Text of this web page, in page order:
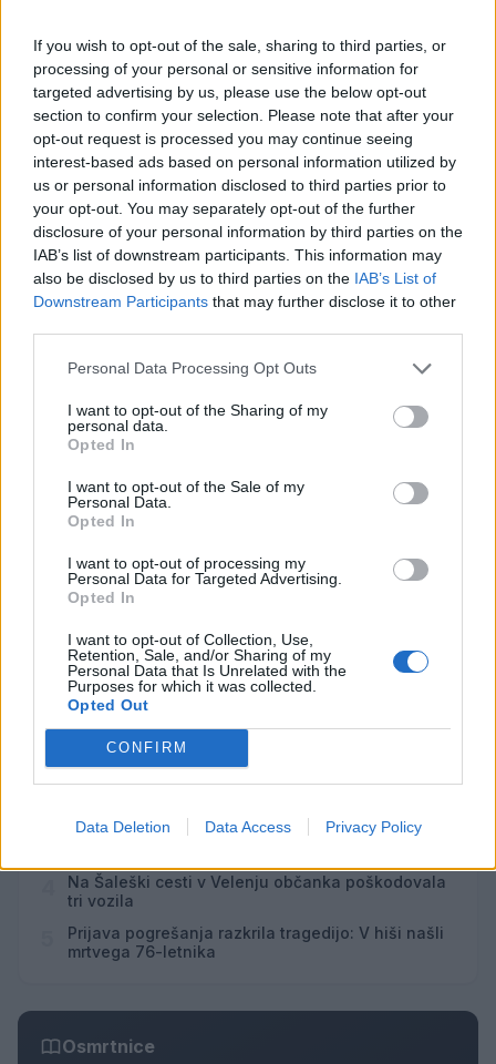
If you wish to opt-out of the sale, sharing to third parties, or
processing of your personal or sensitive information for
targeted advertising by us, please use the below opt-out
section to confirm your selection. Please note that after your
opt-out request is processed you may continue seeing
interest-based ads based on personal information utilized by
us or personal information disclosed to third parties prior to
your opt-out. You may separately opt-out of the further
disclosure of your personal information by third parties on the
IAB’s list of downstream participants. This information may
also be disclosed by us to third parties on the IAB’s List of
Downstream Participants that may further disclose it to other
Personal Data Processing Opt Outs
I want to opt-out of the Sharing of my
personal data.
Opted In
I want to opt-out of the Sale of my
Personal Data.
Opted In
I want to opt-out of processing my
Personal Data for Targeted Advertising.
Opted In
I want to opt-out of Collection, Use,
Retention, Sale, and/or Sharing of my
Personal Data that Is Unrelated with the
Purposes for which it was collected.
Opted Out
CONFIRM
Data Deletion Data Access Privacy Policy
Opozorilo:Po 297. členu Kazenskega zakonika je
posameznik kazensko odgovoren za javno spodbujanje
sovraštva, nasilja ali nestrpnosti. Komentarji z žaljivimi,
rasističnimi, diskriminatornimi ali nezakonitimi vsebinami
bodo odstranjeni. Pravila komentiranja →
Failed to fetch
Prihajajoči dogodki
AVG Minute za šah z Nejcem
10
AVG Bralni čajanki
AVG
10
ŠŠK RIBNO ‘26
Vsi dogodki →
Najbolj brano
1
Pretep v gostinskem lokalu v Velenju: 46-letnik
moškega udaril s steklenico in ga zabodel
2
(VIDEO) "Mislil sem, da je konec": Lastnik
Hrvaškem
Dopustniška drama: Policija pričakala letalo s
Na Šaleški cesti v Velenju občanka poškodovala
tri vozila
Prijava pogrešanja razkrila tragedijo: V hiši našli
mrtvega 76-letnika
Osmrtnice